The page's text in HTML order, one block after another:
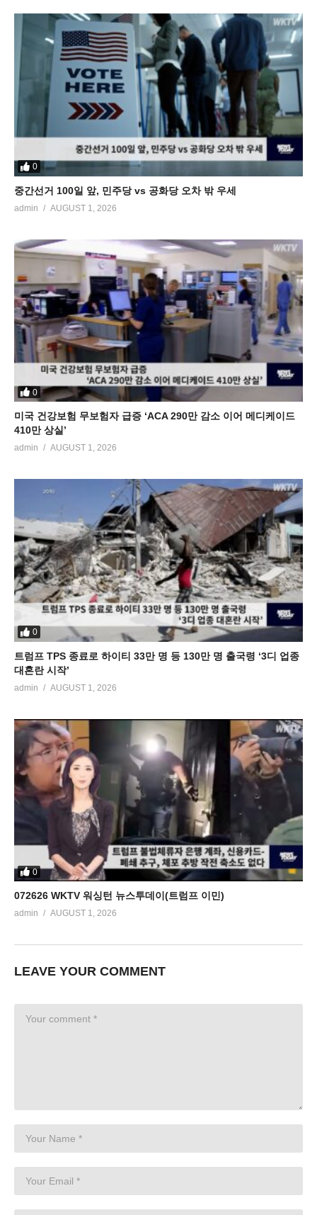
0
중간선거 100일 앞, 민주당 vs 공화당 오차 밖 우세
admin AUGUST 1, 2026
0
미국 건강보험 무보험자 급증 ‘ACA 290만 감소 이어 메디케이드
410만 상실’
admin AUGUST 1, 2026
0
트럼프 TPS 종료로 하이티 33만 명 등 130만 명 출국령 ‘3디 업종
대혼란 시작’
admin AUGUST 1, 2026
0
072626 WKTV 워싱턴 뉴스투데이(트럼프 이민)
admin AUGUST 1, 2026
LEAVE YOUR COMMENT